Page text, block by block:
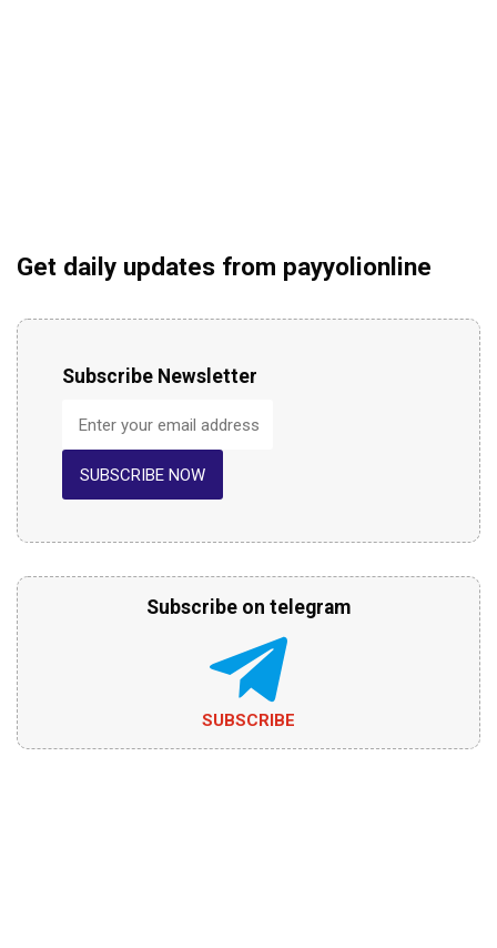
Get daily updates from payyolionline
Subscribe Newsletter
SUBSCRIBE NOW
Subscribe on telegram
SUBSCRIBE